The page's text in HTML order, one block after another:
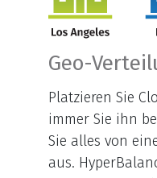
Geo-
Platzieren Sie
immer Sie ihn
Sie alles von
aus.